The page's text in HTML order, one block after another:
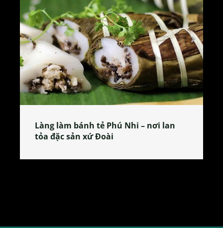
Làng làm bánh tẻ Phú Nhi – nơi lan
tỏa đặc sản xứ Đoài